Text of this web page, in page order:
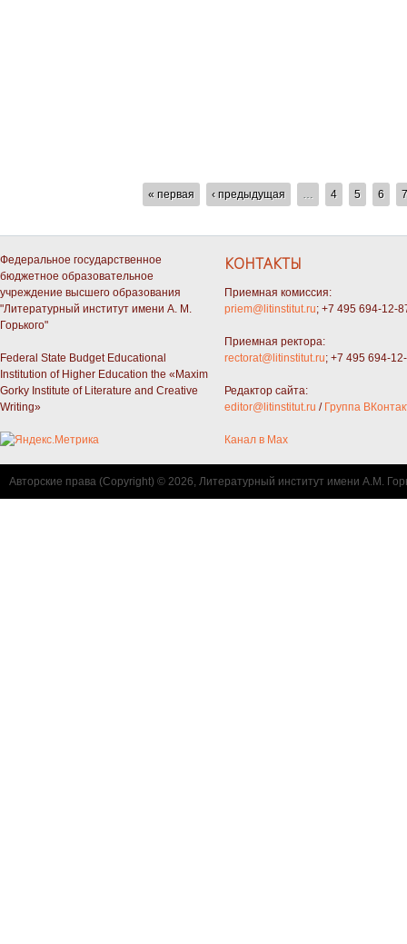
СТРАНИЦЫ « первая ‹ предыдущая 4 5 6 7
Федеральное государственное
бюджетное образовательное
учреждение высшего образования
"Литературный институт имени А. М.
Горького"
Federal State Budget Educational
Institution of Higher Education the «Maxim
Gorky Institute of Literature and Creative
Writing»
КОНТАКТЫ
Приемная комиссия:
priem@litinstitut.ru; +7 495 694-12-
Приемная ректора:
rectorat@litinstitut.ru; +7 495 694-
Редактор сайта:
editor@litinstitut.ru / Группа
Канал в Max
Авторские права (Copyright) © 2026, Литературный институт имени А.М.